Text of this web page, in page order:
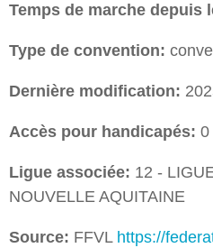
Temps de marche depuis
Type de convention:
Dernière modification:
Accès pour handicapés: 0
Ligue associée: 12 -
NOUVELLE AQUITAINE
Source: FFVL https://